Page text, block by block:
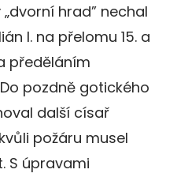
hrad” nechal
I. na přelomu 15. a
předěláním
pozdně gotického
další císař
požáru musel
S úpravami